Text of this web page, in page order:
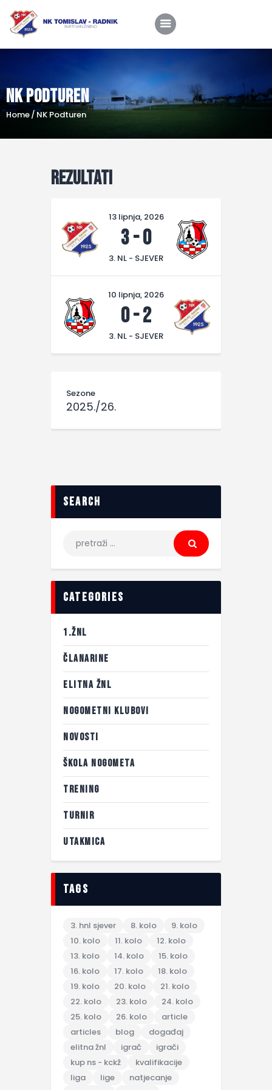
NK Podturen
Home NK Podturen
Home
O nama
Škola nogometa
Novosti
Kontakt
Rezultati
13 lipnja, 2026
3-0
3. NL - SJEVER
10 lipnja, 2026
0-2
3. NL - SJEVER
Sezone
2025./26.
search
categories
1.ŽNL
ČLANARINE
ELITNA ŽNL
NOGOMETNI KLUBOVI
NOVOSTI
ŠKOLA NOGOMETA
TRENING
TURNIR
UTAKMICA
tags
3. hnl sjever 8. kolo
9. kolo
10. kolo
11. kolo
12. kolo
13. kolo
14. kolo
15. kolo
16. kolo
17. kolo
18. kolo
19. kolo
20. kolo
21. kolo
22. kolo
23. kolo
24. kolo
25. kolo
26. kolo
article
articles
blog
događaj
elitna žnl
igrač
igrači
kup ns - kckž
kvalifikacije
liga
lige
natjecanje